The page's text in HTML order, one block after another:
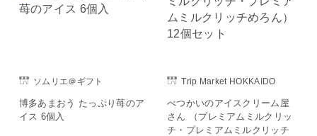
ソムリエ＠ギフト
博多あまおう たっぷり苺のア
イス 6個入
Trip Market HOKKAIDO
べつかいのアイスクリーム屋
さん （プレミアムミルクリッ
チ・プレミアムミルクリッチ